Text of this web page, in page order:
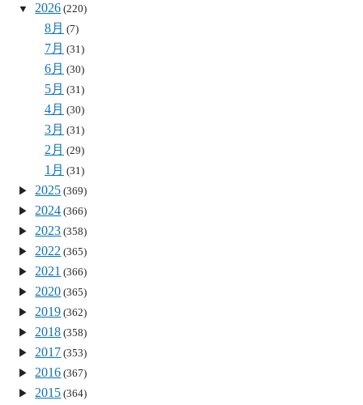
2026 (220)
8月 (7)
7月 (31)
6月 (30)
5月 (31)
4月 (30)
3月 (31)
2月 (29)
1月 (31)
2025 (369)
2024 (366)
2023 (358)
2022 (365)
2021 (366)
2020 (365)
2019 (362)
2018 (358)
2017 (353)
2016 (367)
2015 (364)